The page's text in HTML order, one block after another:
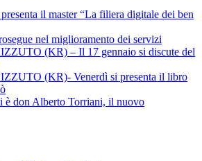
il master “La filiera digitale dei ben
nel miglioramento dei servizi
(KR) – Il 17 gennaio si discute del
(KR)- Venerdì si presenta il libro
don Alberto Torriani, il nuovo